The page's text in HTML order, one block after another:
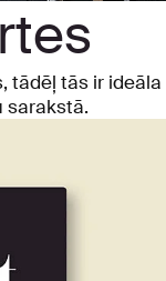
tādēļ tās ir ideāla
sarakstā.